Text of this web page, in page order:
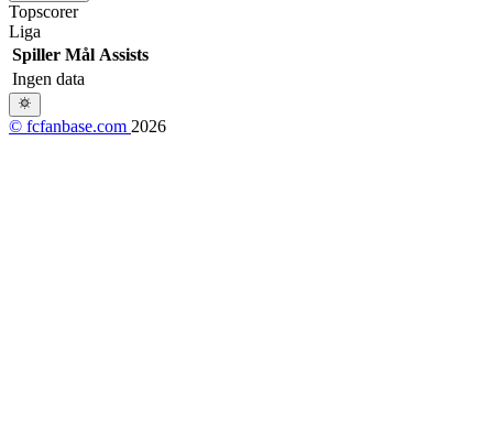
Topscorer
Liga
Spiller Mål Assists
Ingen data
© fcfanbase.com 2026